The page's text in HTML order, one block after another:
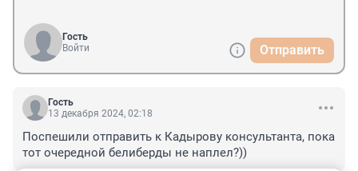
Гость
Войти
Отправить
Гость
13 декабря 2024, 02:18
Поспешили отправить к Кадырову консультанта, пока
тот очередной белиберды не наплел?))